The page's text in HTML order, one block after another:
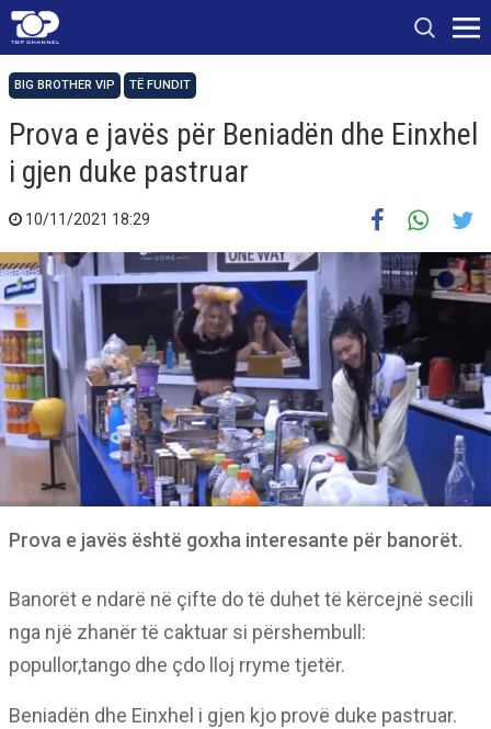
BIG BROTHER VIP TË FUNDIT
Prova e javës për Beniadën dhe Einxhel
i gjen duke pastruar
10/11/2021 18:29
Prova e javës është goxha interesante për banorët.
Banorët e ndarë në çifte do të duhet të kërcejnë secili
nga një zhanër të caktuar si përshembull:
popullor,tango dhe çdo lloj rryme tjetër.
Beniadën dhe Einxhel i gjen kjo provë duke pastruar.